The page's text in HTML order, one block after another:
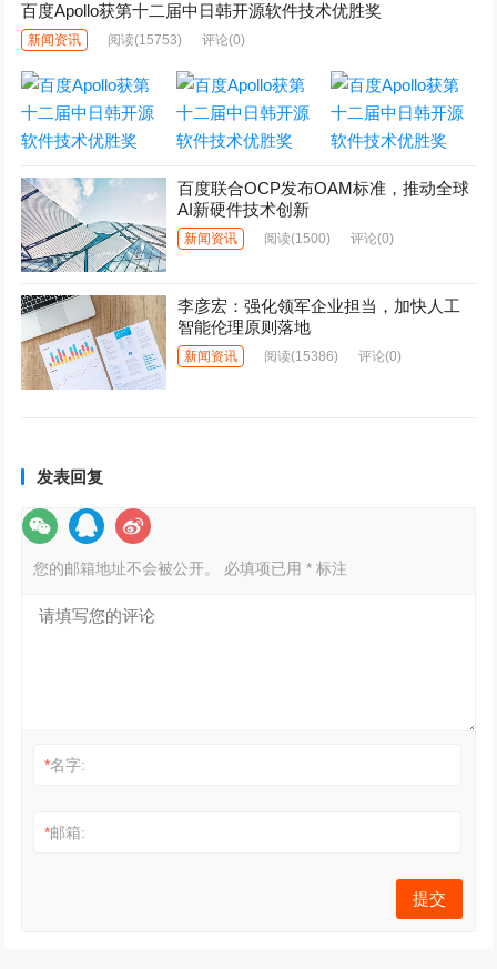
百度Apollo获第十二届中日韩开源软件技术优胜奖
新闻资讯 阅读(15753) 评论(0)
百度联合OCP发布OAM标准，推动全球
AI新硬件技术创新
新闻资讯 阅读(1500) 评论(0)
李彦宏：强化领军企业担当，加快人工
智能伦理原则落地
新闻资讯 阅读(15386) 评论(0)
发表回复
您的邮箱地址不会被公开。 必填项已用* 标注
*名字:
*邮箱: